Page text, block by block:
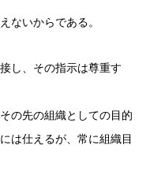
ないからである。
し、その指示は尊重す
の先の組織としての目的
は仕えるが、常に組織目